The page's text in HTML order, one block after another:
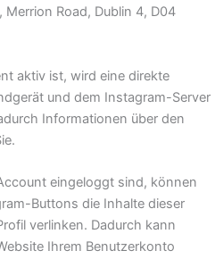
Road, Dublin 4, D04
aktiv ist, wird eine direkte
und dem Instagram-Server
Informationen über den
eingeloggt sind, können
Buttons die Inhalte dieser
verlinken. Dadurch kann
Ihrem Benutzerkonto